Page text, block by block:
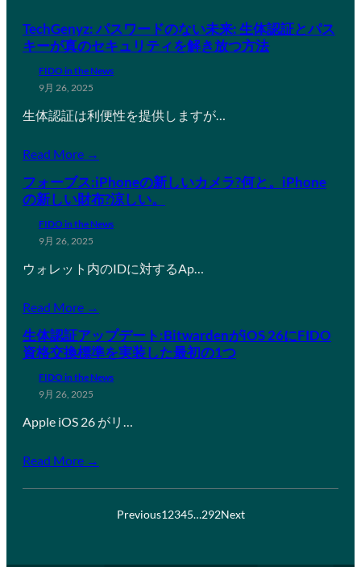
TechGenyz: パスワードのない未来: 生体認証とパス
キーが真のセキュリティを解き放つ方法
FIDO in the News
9月 26, 2025
生体認証は利便性を提供しますが…
Read More →
フォーブス:iPhoneの新しいカメラ?何と。iPhone
の新しい財布?涼しい。
FIDO in the News
9月 26, 2025
ウォレット内のIDに対するAp…
Read More →
生体認証アップデート:BitwardenがiOS 26にFIDO
資格交換標準を実装した最初の1つ
FIDO in the News
9月 26, 2025
Apple iOS 26 がリ…
Read More →
Previous12345…292Next